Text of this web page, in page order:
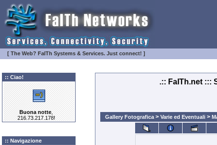
[ The Web? FaITh Systems & Services. Just connect! ]
:: Ciao!
Buona notte,
216.73.217.178!
:: Navigazione
.:: FaITh.net :::
Gallery Fotografica> Varie ed Eventuali>